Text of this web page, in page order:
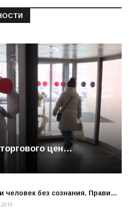
цен…
человек без сознания. Прави…